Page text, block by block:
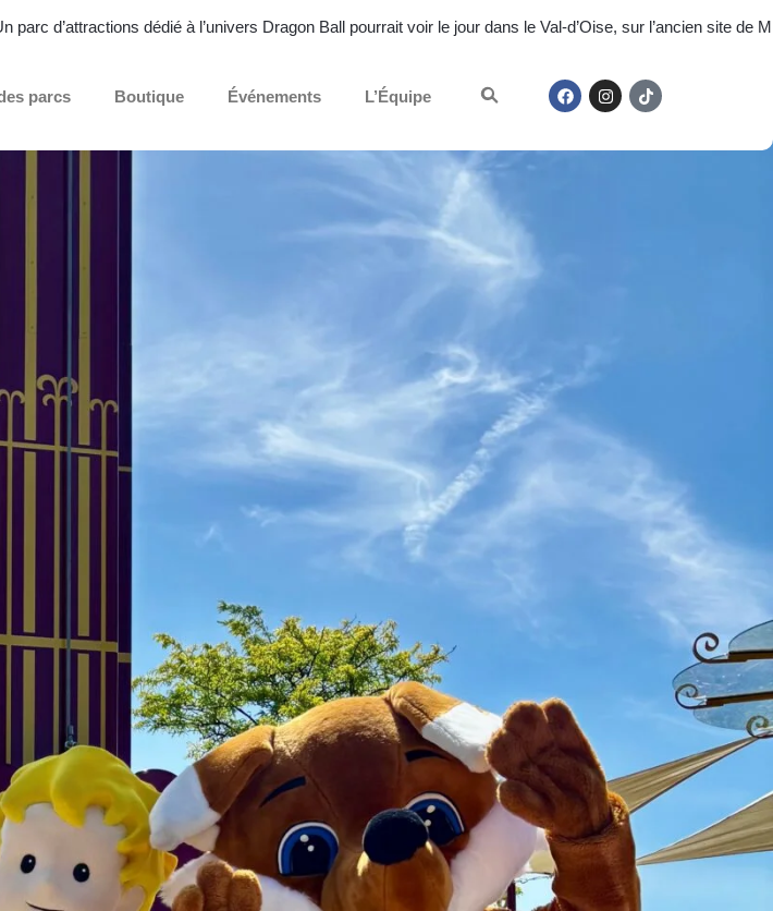
d’attractions dédié à l’univers Dragon Ball pourrait voir le jour dans le Val-d’Oise, sur l’ancien site de
parcs Boutique Événements L’Équipe